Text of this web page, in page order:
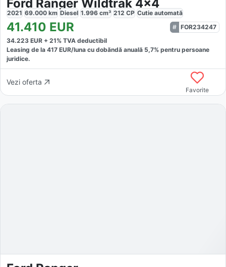
Ford Ranger Wildtrak 4x4
2021 69.000 km Diesel 1.996 cm³ 212 CP Cutie automată
41.410 EUR
FOR234247
34.223 EUR + 21% TVA deductibil
Leasing de la 417 EUR/luna cu dobăndă anuală 5,7% pentru persoane
juridice.
Vezi oferta
Favorite